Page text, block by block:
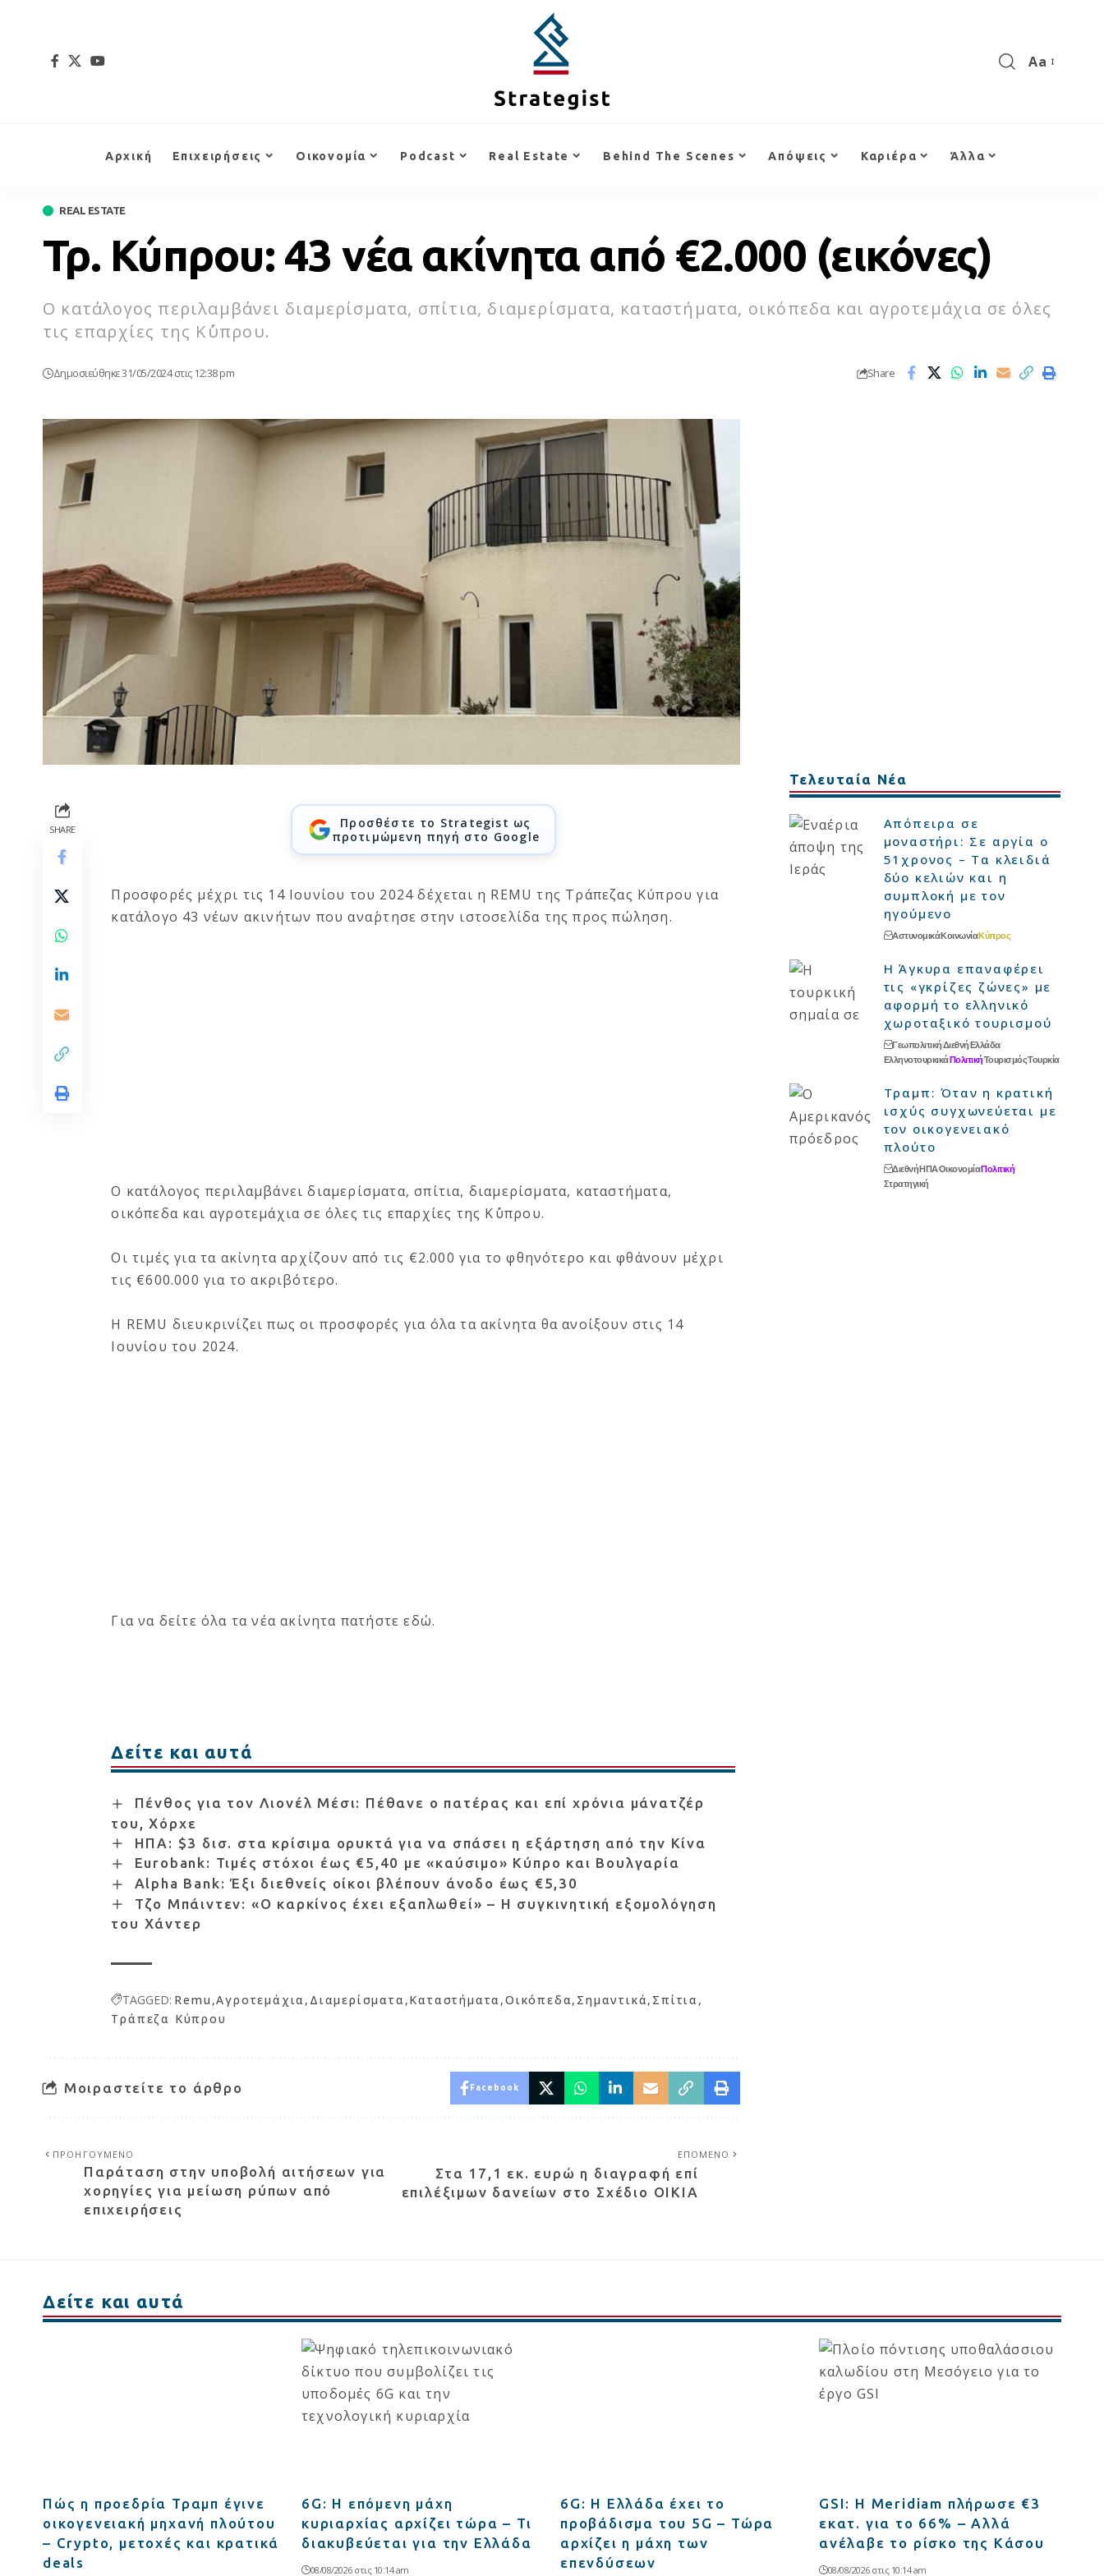
Aa
Αρχική Επιχειρήσεις Οικονομία Podcast Real Estate Behind The Scenes Απόψεις Καριέρα Άλλα
REAL ESTATE
Τρ. Κύπρου: 43 νέα ακίνητα από €2.000 (εικόνες)
Ο κατάλογος περιλαμβάνει διαμερίσματα, σπίτια, διαμερίσματα, καταστήματα, οικόπεδα και αγροτεμάχια σε όλες
τις επαρχίες της Κ΄ύπρου.
Δημοσιεύθηκε 31/05/2024 στις 12:38 pm Share
SHARE
Προσθέστε το Strategist ως
προτιμώμενη πηγή στο Google
Προσφορές μέχρι τις 14 Ιουνίου του 2024 δέχεται η REMU της Τράπεζας Κύπρου για
κατάλογο 43 νέων ακινήτων που ανα΄ρτησε στην ιστοσελίδα της προς πώληση.
Ο κατάλογος περιλαμβάνει διαμερίσματα, σπίτια, διαμερίσματα, καταστήματα,
οικόπεδα και αγροτεμάχια σε όλες τις επαρχίες της Κ΄ύπρου.
Οι τιμές για τα ακίνητα αρχίζουν από τις €2.000 για το φθηνότερο και φθάνουν μέχρι
τις €600.000 για το ακριβότερο.
Η REMU διευκρινίζει πως οι προσφορές για όλα τα ακίνητα θα ανοίξουν στις 14
Ιουνίου του 2024.
Για να δείτε όλα τα νέα ακίνητα πατήστεεδώ.
Δείτε και αυτά
Πένθος για τον Λιονέλ Μέσι: Πέθανε ο πατέρας και επί χρόνια μάνατζέρ
του, Χόρχε
ΗΠΑ: $3 δισ. στα κρίσιμα ορυκτά για να σπάσει η εξάρτηση από την Κίνα
Eurobank: Τιμές στόχοι έως €5,40 με «καύσιμο» Κύπρο και Βουλγαρία
Alpha Bank: Έξι διεθνείς οίκοι βλέπουν άνοδο έως €5,30
Τζο Μπάιντεν: «Ο καρκίνος έχει εξαπλωθεί» – Η συγκινητική εξομολόγηση
του Χάντερ
TAGGED: Remu Αγροτεμάχια Διαμερίσματα Καταστήματα Οικόπεδα Σημαντικά Σπίτια
Τράπεζα Κύπρου
Μοιραστείτε το άρθρο Facebook
ΠΡΟΗΓΟΥΜΕΝΟ
Παράταση στην υποβολή αιτήσεων για
χορηγίες για μείωση ρύπων από
επιχειρήσεις
ΕΠΟΜΕΝΟ
Στα 17,1 εκ. ευρώ η διαγραφή επί
επιλέξιμων δανείων στο Σχέδιο ΟΙΚΙΑ
Τελευταία Νέα
Απόπειρα σε
μοναστήρι: Σε αργία ο
51χρονος – Τα κλειδιά
δύο κελιών και η
συμπλοκή με τον
ηγούμενο
ΑστυνομικάΚοινωνίαΚύπρος
Η Άγκυρα επαναφέρει
τις «γκρίζες ζώνες» με
αφορμή το ελληνικό
χωροταξικό τουρισμού
ΓεωπολιτικήΔιεθνήΕλλάδα
ΕλληνοτουρκικάΠολιτικήΤουρισμόςΤουρκία
Τραμπ: Όταν η κρατική
ισχύς συγχωνεύεται με
τον οικογενειακό
πλούτο
ΔιεθνήΗΠΑΟικονομίαΠολιτική
Στρατηγική
Δείτε και αυτά
Πώς η προεδρία Τραμπ έγινε
οικογενειακή μηχανή πλούτου
– Crypto, μετοχές και κρατικά
deals
6G: Η επόμενη μάχη
κυριαρχίας αρχίζει τώρα – Τι
διακυβεύεται για την Ελλάδα
08/08/2026 στις 10:14 am
6G: Η Ελλάδα έχει το
προβάδισμα του 5G – Τώρα
αρχίζει η μάχη των
επενδύσεων
GSI: Η Meridiam πλήρωσε €3
εκατ. για το 66% – Αλλά
ανέλαβε το ρίσκο της Κάσου
08/08/2026 στις 10:14 am